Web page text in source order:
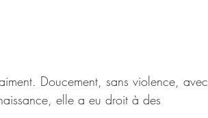
Doucement, sans violence, avec
elle a eu droit à des